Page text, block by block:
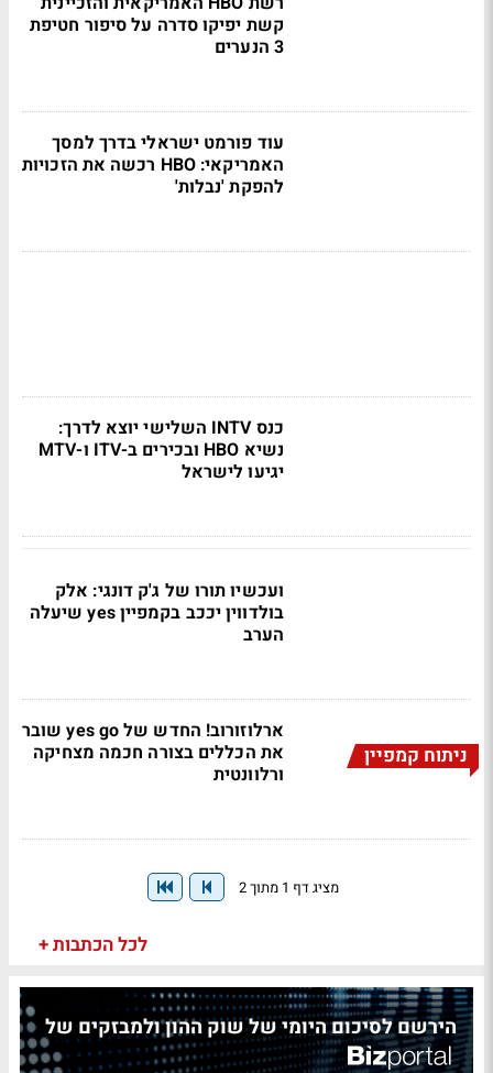
קשת יפיקו סדרה על סיפור חטיפת
3 הנערים
עוד פורמט ישראלי בדרך למסך
האמריקאי: HBO רכשה את הזכויות
להפקת 'נבלות'
כנס INTV השלישי יוצא לדרך:
נשיא HBO ובכירים ב-ITV ו-MTV
יגיעו לישראל
ועכשיו תורו של ג'ק דונגי: אלק
בולדווין יככב בקמפיין yes שיעלה
הערב
ניתוח קמפיין
ארלוזורוב! החדש של yes go שובר
את הכללים בצורה חכמה מצחיקה
ורלוונטית
מציג דף 1 מתוך 2
לכל הכתבות +
הירשם לסיכום היומי של שוק ההון ולמבזקים של